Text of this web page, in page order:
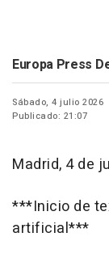
Europa Press
Sábado, 4 julio 2026
Publicado: 21:07
Madrid, 4 de
***Inicio de
artificial***